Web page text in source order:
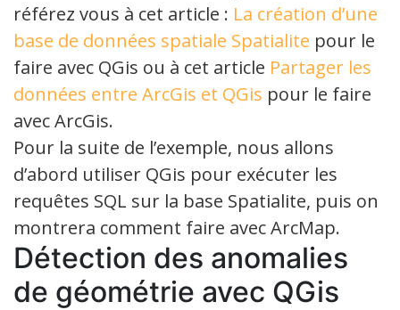
référez vous à cet article : La création d’une
base de données spatiale Spatialite pour le
faire avec QGis ou à cet article Partager les
données entre ArcGis et QGis pour le faire
avec ArcGis.
Pour la suite de l’exemple, nous allons
d’abord utiliser QGis pour exécuter les
requêtes SQL sur la base Spatialite, puis on
montrera comment faire avec ArcMap.
Détection des anomalies
de géométrie avec QGis